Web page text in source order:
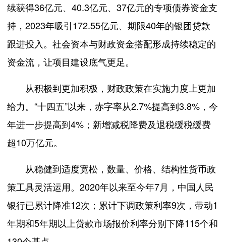
续获得36亿元、40.3亿元、37亿元的专项债券资金支
持，2023年吸引172.55亿元、期限40年的银团贷款
跟进投入。社会资本与财政资金搭配形成持续稳定的
资金流，让项目建设底气更足。
从积极到更加积极，财政政策在实施力度上更加
给力。“十四五”以来，赤字率从2.7%提高到3.8%，今
年进一步提高到4%；新增减税降费及退税缓税缓费
超10万亿元。
从稳健到适度宽松，数量、价格、结构性货币政
策工具灵活运用。2020年以来至今年7月，中国人民
银行已累计降准12次；累计下调政策利率9次，带动1
年期和5年期以上贷款市场报价利率分别下降115个和